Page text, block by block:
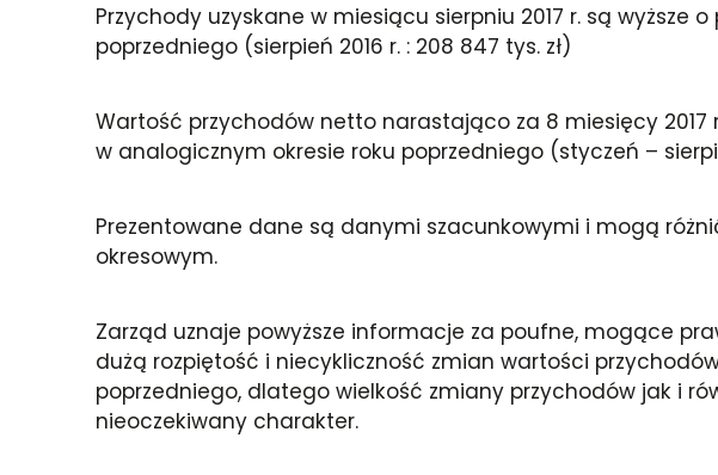
Przychody uzyskane w miesiącu sierpniu 2017 r. są
poprzedniego (sierpień 2016 r. : 208 847 tys. zł)
Wartość przychodów netto narastająco za 8 miesięcy 2017
w analogicznym okresie roku poprzedniego (styczeń –
Prezentowane dane są danymi szacunkowymi i mogą
okresowym.
Zarząd uznaje powyższe informacje za poufne, mogące
dużą rozpiętość i niecykliczność zmian wartości
poprzedniego, dlatego wielkość zmiany przychodów jak i
nieoczekiwany charakter.